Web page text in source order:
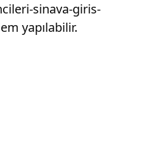
sinava-giris-
yapılabilir.